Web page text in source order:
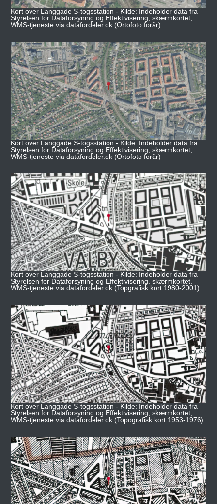
Kort over Langgade S-togsstation - Kilde: Indeholder data fra
Styrelsen for Dataforsyning og Effektivisering, skærmkortet,
WMS-tjeneste via datafordeler.dk (Ortofoto forår)
Kort over Langgade S-togsstation - Kilde: Indeholder data fra
Styrelsen for Dataforsyning og Effektivisering, skærmkortet,
WMS-tjeneste via datafordeler.dk (Ortofoto forår)
Kort over Langgade S-togsstation - Kilde: Indeholder data fra
Styrelsen for Dataforsyning og Effektivisering, skærmkortet,
WMS-tjeneste via datafordeler.dk (Topgrafisk kort 1980-2001)
Kort over Langgade S-togsstation - Kilde: Indeholder data fra
Styrelsen for Dataforsyning og Effektivisering, skærmkortet,
WMS-tjeneste via datafordeler.dk (Topografisk kort 1953-1976)